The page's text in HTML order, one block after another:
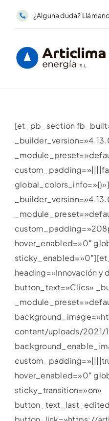
¿Alguna duda?
Nuestra empresa
Contacto
[et_pb_section
hover_enabled=»0″
heading=»Innovación y
button_text=»Clics»
content/uploads/2021/
hover_enabled=»0″
sticky_transition=»on»